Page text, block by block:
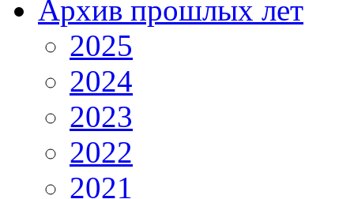
Архив прошлых лет
2025
2024
2023
2022
2021